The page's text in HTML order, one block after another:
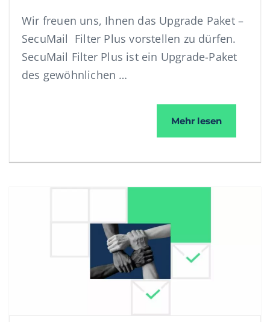
Wir freuen uns, Ihnen das Upgrade Paket –
SecuMail Filter Plus vorstellen zu dürfen.
SecuMail Filter Plus ist ein Upgrade-Paket
des gewöhnlichen …
Mehr lesenDas